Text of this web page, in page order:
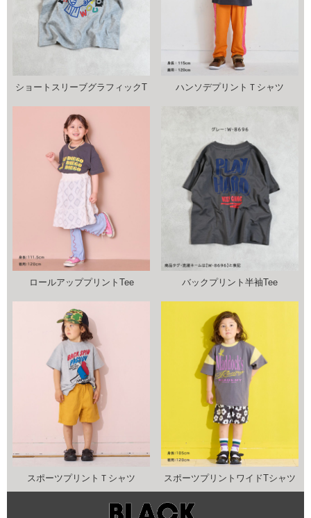
ショートスリーブグラフィックT ハンソデプリントＴシャツ
ロールアッププリントTee バックプリント半袖Tee
スポーツプリントＴシャツ スポーツプリントワイドTシャツ